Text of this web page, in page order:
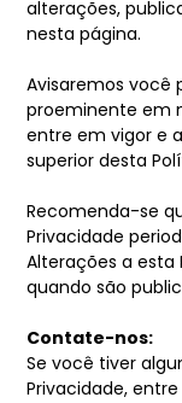
alterações,
nesta página.
Avisaremos você
proeminente em
entre em vigor e
superior desta
Recomenda-se
Privacidade
Alterações a esta
quando são
Contate-nos:
Se você tiver
Privacidade,